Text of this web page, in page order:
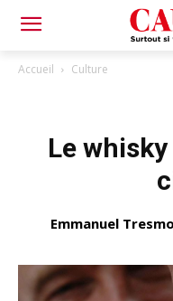
Accueil Culture
Le
Emmanuel